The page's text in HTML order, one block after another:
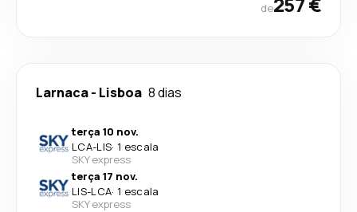
de
Larnaca- Lisboa 8 dias
terça 10 nov.
LCA-LIS· 1 escala
SKY express
terça 17 nov.
LIS-LCA· 1 escala
SKY express